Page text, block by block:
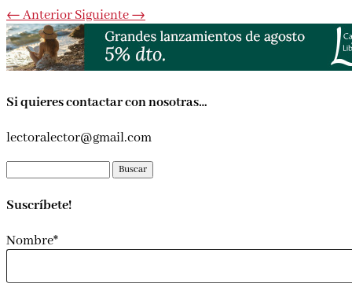
←AnteriorSiguiente→
Si quieres contactar con nosotras…
lectoralector@gmail.com
Suscríbete!
Nombre*